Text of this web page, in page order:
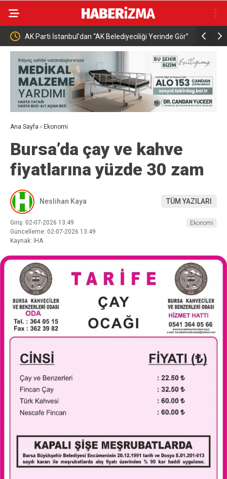
AK Parti İstanbul’dan “AK Belediyeciliği Yerinde Gör”
programı
Ana Sayfa › Ekonomi
Bursa’da çay ve kahve
fiyatlarına yüzde 30 zam
Neslihan Kaya TÜM YAZILARI
Giriş: 02-07-2026 13:49
Güncelleme: 02-07-2026 13:49
Kaynak: İHA
Ekonomi